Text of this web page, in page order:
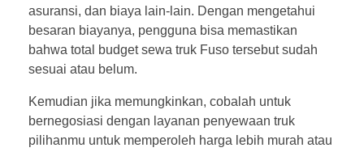
asuransi, dan biaya lain-lain. Dengan mengetahui
besaran biayanya, pengguna bisa memastikan
bahwa total budget sewa truk Fuso tersebut sudah
sesuai atau belum.
Kemudian jika memungkinkan, cobalah untuk
bernegosiasi dengan layanan penyewaan truk
pilihanmu untuk memperoleh harga lebih murah atau